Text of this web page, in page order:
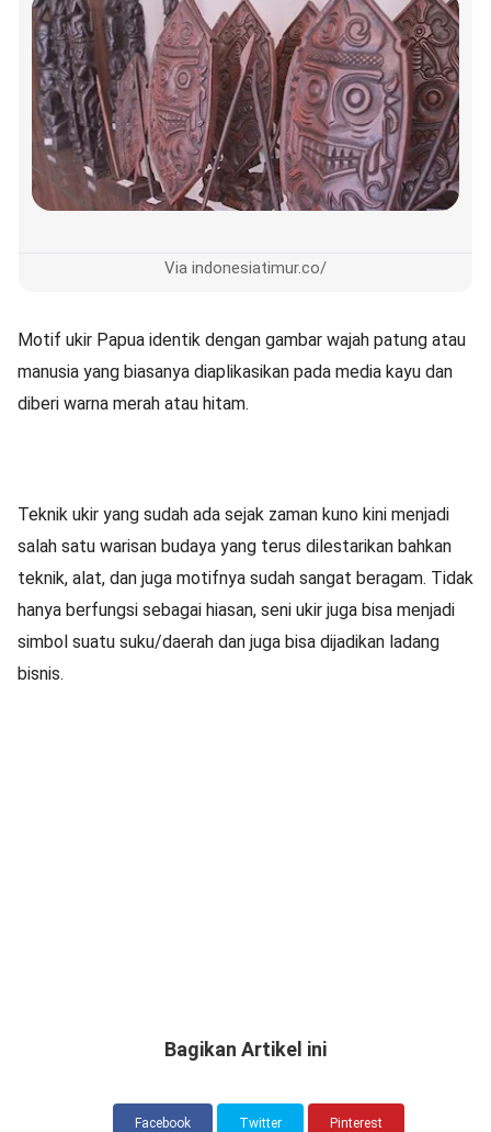
Via indonesiatimur.co/
Motif ukir Papua identik dengan gambar wajah patung atau
manusia yang biasanya diaplikasikan pada media kayu dan
diberi warna merah atau hitam.
Teknik ukir yang sudah ada sejak zaman kuno kini menjadi
salah satu warisan budaya yang terus dilestarikan bahkan
teknik, alat, dan juga motifnya sudah sangat beragam. Tidak
hanya berfungsi sebagai hiasan, seni ukir juga bisa menjadi
simbol suatu suku/daerah dan juga bisa dijadikan ladang
bisnis.
Bagikan Artikel ini
Facebook Twitter Pinterest